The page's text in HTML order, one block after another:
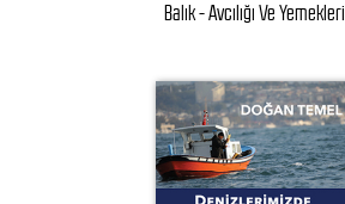
Balık - Avcılığı Ve Yemekleri